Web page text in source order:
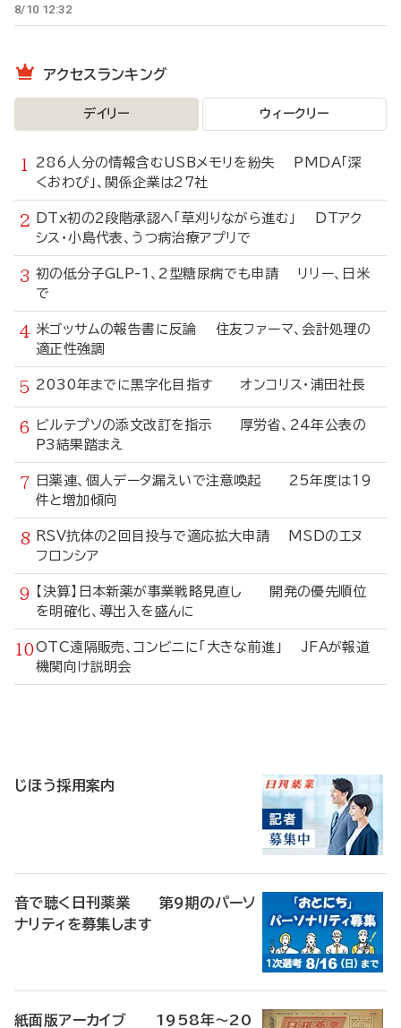
8/10 12:32
アクセスランキング
デイリー ウィークリー
286人分の情報含むUSBメモリを紛失 PMDA「深
くおわび」、関係企業は27社
DTx初の2段階承認へ「草刈りながら進む」 DTアク
シス・小島代表、うつ病治療アプリで
初の低分子GLP-1、2型糖尿病でも申請 リリー、日米
で
米ゴッサムの報告書に反論 住友ファーマ、会計処理の
適正性強調
2030年までに黒字化目指す オンコリス・浦田社長
ビルテプソの添文改訂を指示 厚労省、24年公表の
P3結果踏まえ
日薬連、個人データ漏えいで注意喚起 25年度は19
件と増加傾向
RSV抗体の2回目投与で適応拡大申請 MSDのエヌ
フロンシア
【決算】日本新薬が事業戦略見直し 開発の優先順位
を明確化、導出入を盛んに
OTC遠隔販売、コンビニに「大きな前進」 JFAが報道
機関向け説明会
じほう採用案内
音で聴く日刊薬業 第9期のパーソ
ナリティを募集します
紙面版アーカイブ 1958年～20